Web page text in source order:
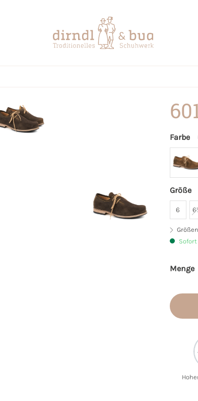
Farbe
Größe
6
Menge